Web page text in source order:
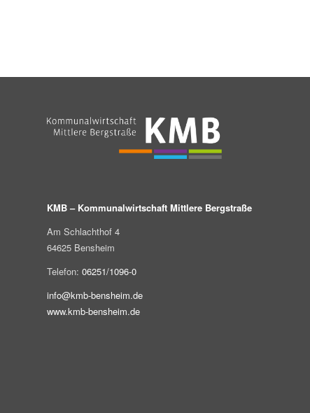
KMB – Kommunalwirtschaft Mittlere Bergstraße
Am Schlachthof 4
64625 Bensheim
Telefon: 06251/1096-0
info@kmb-bensheim.de
www.kmb-bensheim.de